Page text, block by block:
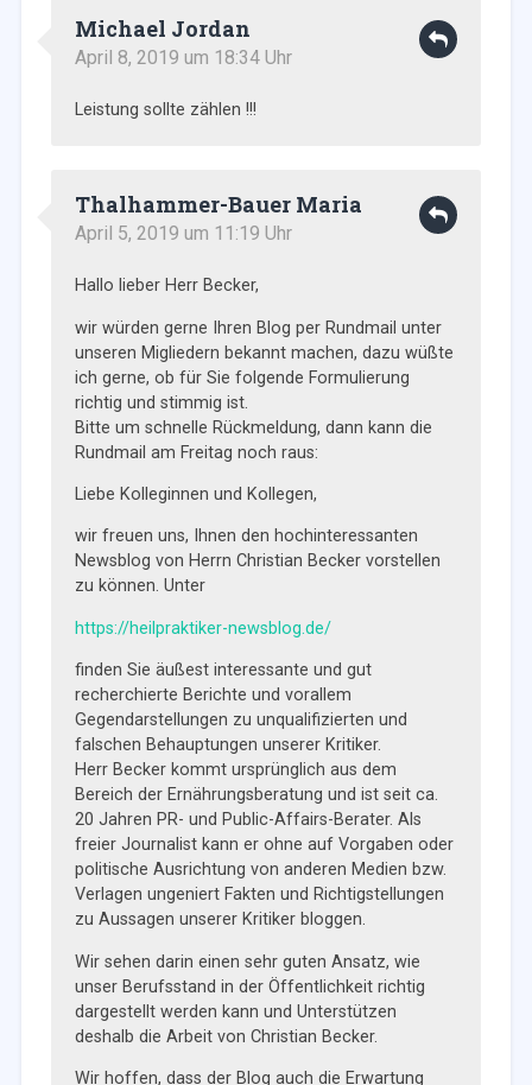
Michael Jordan
April 8, 2019 um 18:34 Uhr
Leistung sollte zählen !!!
Thalhammer-Bauer Maria
April 5, 2019 um 11:19 Uhr
Hallo lieber Herr Becker,
wir würden gerne Ihren Blog per Rundmail unter
unseren Migliedern bekannt machen, dazu wüßte
ich gerne, ob für Sie folgende Formulierung
richtig und stimmig ist.
Bitte um schnelle Rückmeldung, dann kann die
Rundmail am Freitag noch raus:
Liebe Kolleginnen und Kollegen,
wir freuen uns, Ihnen den hochinteressanten
Newsblog von Herrn Christian Becker vorstellen
zu können. Unter
https://heilpraktiker-newsblog.de/
finden Sie äußest interessante und gut
recherchierte Berichte und vorallem
Gegendarstellungen zu unqualifizierten und
falschen Behauptungen unserer Kritiker.
Herr Becker kommt ursprünglich aus dem
Bereich der Ernährungsberatung und ist seit ca.
20 Jahren PR- und Public-Affairs-Berater. Als
freier Journalist kann er ohne auf Vorgaben oder
politische Ausrichtung von anderen Medien bzw.
Verlagen ungeniert Fakten und Richtigstellungen
zu Aussagen unserer Kritiker bloggen.
Wir sehen darin einen sehr guten Ansatz, wie
unser Berufsstand in der Öffentlichkeit richtig
dargestellt werden kann und Unterstützen
deshalb die Arbeit von Christian Becker.
Wir hoffen, dass der Blog auch die Erwartung